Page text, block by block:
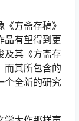
方斋存稿》
品有望得到更
及其《方斋存
而其所包含的
个全新的研究